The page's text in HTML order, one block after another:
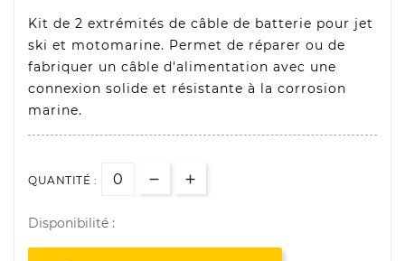
Kit de 2 extrémités de câble de batterie pour jet
ski et motomarine. Permet de réparer ou de
fabriquer un câble d'alimentation avec une
connexion solide et résistante à la corrosion
marine.
QUANTITÉ :
Disponibilité :